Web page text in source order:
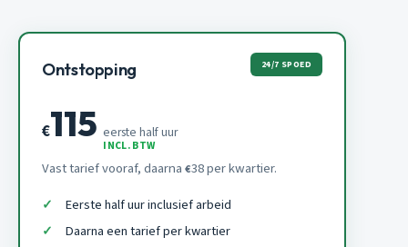
Ontstopping 24/7 SPOED
€115 eerste half uur
INCL. BTW
Vast tarief vooraf, daarna €38 per kwartier.
Eerste half uur inclusief arbeid
Daarna een tarief per kwartier